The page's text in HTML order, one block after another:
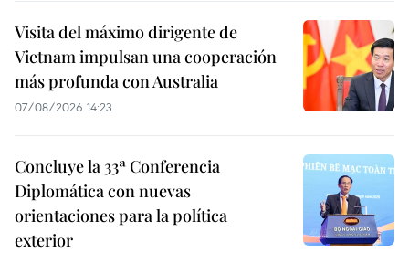
Visita del máximo dirigente de
Vietnam impulsan una cooperación
más profunda con Australia
07/08/2026 14:23
Concluye la 33ª Conferencia
Diplomática con nuevas
orientaciones para la política
exterior